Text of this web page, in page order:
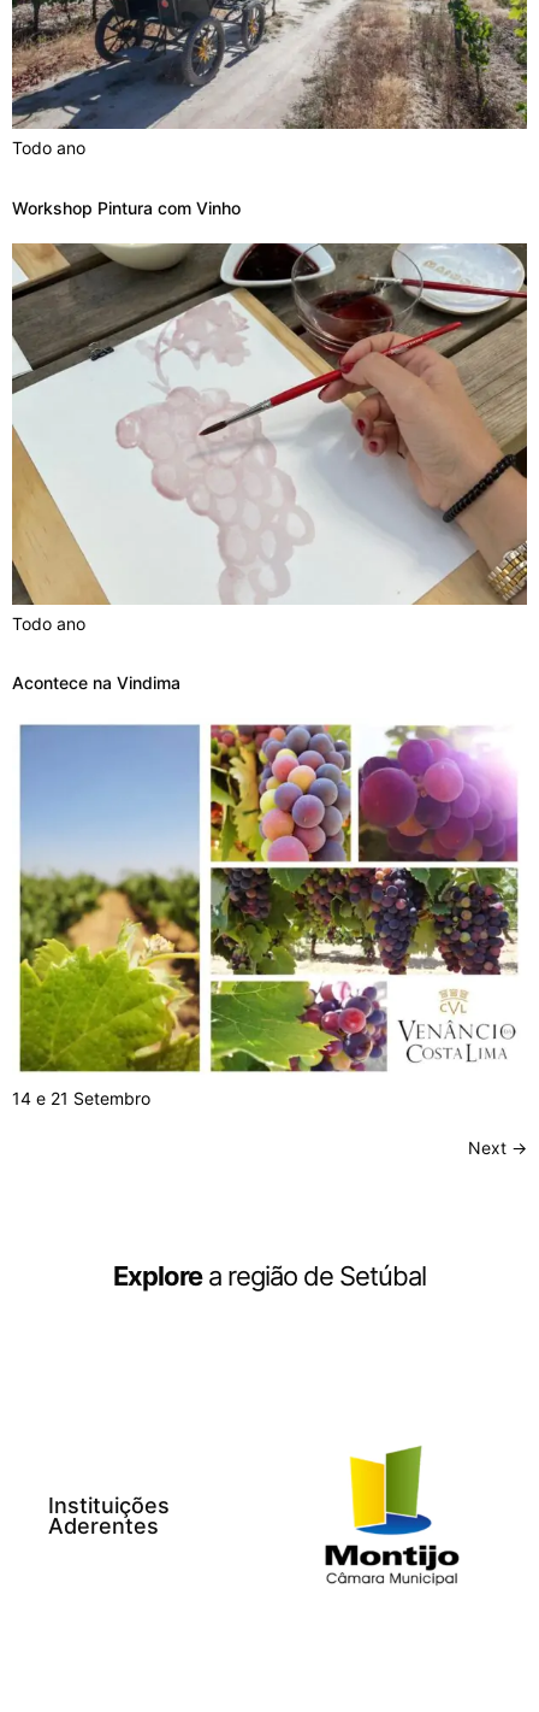
Todo ano
Workshop Pintura com Vinho
Todo ano
Acontece na Vindima
14 e 21 Setembro
Next →
Explorea região de Setúbal
Instituições
Aderentes